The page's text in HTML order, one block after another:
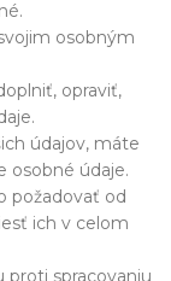
osobným
opraviť,
údajov, máte
osobné údaje.
požadovať od
ich v celom
spracovaniu